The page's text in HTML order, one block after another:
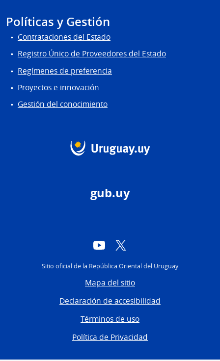
Políticas y Gestión
Contrataciones del Estado
Registro Único de Proveedores del Estado
Regímenes de preferencia
Proyectos e innovación
Gestión del conocimiento
gub.uy
YouTube
Sitio oficial de la República Oriental del Uruguay
Mapa del sitio
Declaración de accesibilidad
Términos de uso
Política de Privacidad